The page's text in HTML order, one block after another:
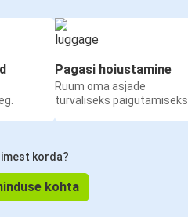
Pagasi hoiustamine
Ruum oma asjade
turvaliseks paigutamiseks
korda?
kohta